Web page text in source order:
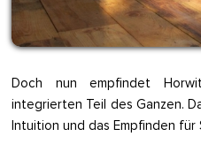
Doch nun empfindet
integrierten Teil des Ganzen.
Intuition und das Empfinden